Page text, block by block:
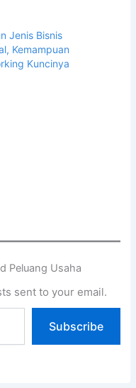
Jenis Bisnis
Kemampuan
Kuncinya
Peluang Usaha
sent to your email.
Subscribe